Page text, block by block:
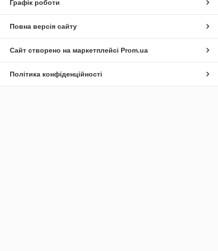
Графік роботи
Повна версія сайту
Сайт створено на маркетплейсі Prom.ua
Політика конфіденційності